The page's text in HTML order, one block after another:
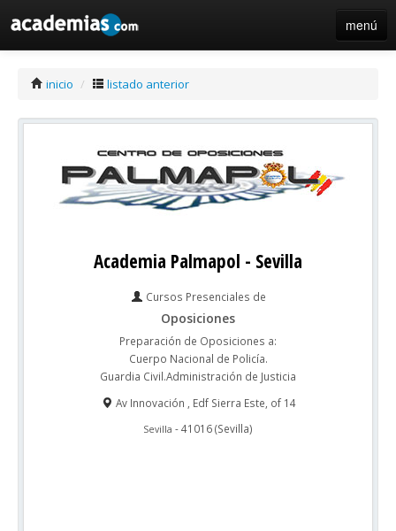
menú
inicio / listado anterior
Academia Palmapol - Sevilla
Cursos Presenciales de
Oposiciones
Preparación de Oposiciones a:
Cuerpo Nacional de Policía.
Guardia Civil.Administración de Justicia
Av Innovación , Edf Sierra Este, of 14
Sevilla -41016(Sevilla)